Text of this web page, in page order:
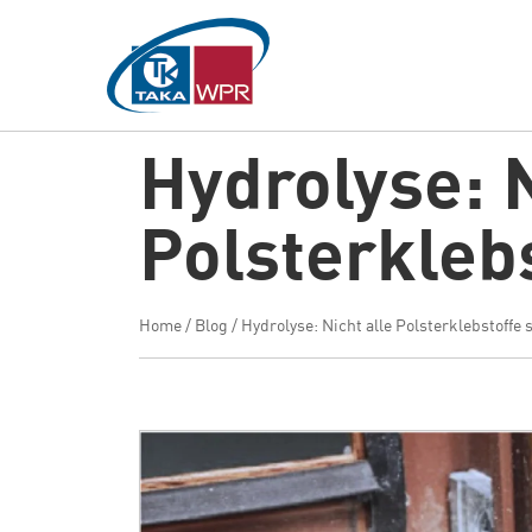
Hydrolyse:
Home / Blog / Hydrolyse: Nicht alle Polsterklebstoffe